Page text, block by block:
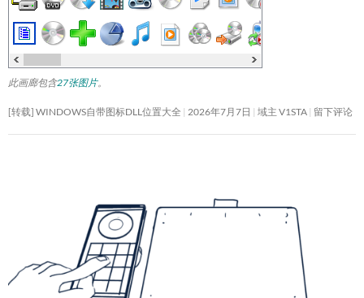
此画廊包含27张图片。
[转载] WINDOWS自带图标DLL位置大全 2026年7月7日 域主 V1STA 留下评论